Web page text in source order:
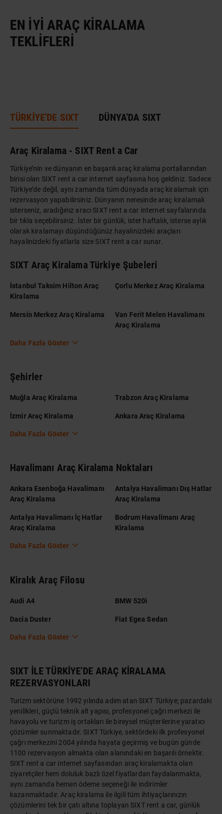
EN İYI ARAÇ KIRALAMA
TEKLIFLERI
TÜRKİYE'DE SIXT DÜNYA'DA SIXT
Araç Kiralama - SIXT Rent a Car
Türkiye’nin ve dünyanın en başarılı araç kiralama portallarından
birisi olan SIXT rent a car internet sayfasına hoş geldiniz. Sadece
Türkiye’de değil, aynı zamanda tüm dünyada araç kiralamak için
rezervasyon yapabilirsiniz. Dünyanın neresinde araç kiralamak
isterseniz, aradığınız aracı SIXT rent a car internet sayfalarında
bir tıkla seçebilirsiniz. İster bir günlük, ister haftalık, isterse aylık
olarak kiralamayı düşündüğünüz hayalinizdeki araçları
hayalinizdeki fiyatlarla size SIXT rent a car sunar.
SIXT Araç Kiralama Türkiye Şubeleri
İstanbul Taksim Hilton Araç
Kiralama
Çorlu Merkez Araç Kiralama
Mersin Merkez Araç Kiralama
Van Ferit Melen Havalimanı
Araç Kiralama
Daha Fazla Göster
Şehirler
Muğla Araç Kiralama Trabzon Araç Kiralama
İzmir Araç Kiralama Ankara Araç Kiralama
Daha Fazla Göster
Havalimanı Araç Kiralama Noktaları
Ankara Esenboğa Havalimanı
Araç Kiralama
Antalya Havalimanı Dış Hatlar
Araç Kiralama
Antalya Havalimanı İç Hatlar
Araç Kiralama
Bodrum Havalimanı Araç
Kiralama
Daha Fazla Göster
Kiralık Araç Filosu
Audi A4 BMW 520i
Dacia Duster Fiat Egea Sedan
Daha Fazla Göster
SIXT İLE TÜRKİYE'DE ARAÇ KİRALAMA
REZERVASYONLARI
Turizm sektörüne 1992 yılında adım atan SIXT Türkiye; pazardaki
yenilikleri, güçlü teknik alt yapısı, profesyonel çağrı merkezi ile
havayolu ve turizm iş ortakları ile bireysel müşterilerine yaratıcı
çözümler sunmaktadır. SIXT Türkiye, sektördeki ilk profesyonel
çağrı merkezini 2004 yılında hayata geçirmiş ve bugün günde
1100 rezervasyon almakta olan alanındaki en başarılı örnektir.
SIXT rent a car internet sayfasından araç kiralamakta olan
ziyaretçiler hem doluluk bazlı özel fiyatlardan faydalanmakta,
aynı zamanda hemen ödeme seçeneği ile indirimler
kazanmaktadır. Araç kiralama ile ilgili tüm ihtiyaçlarınızın
çözümlerini tek bir çatı altına toplayan SIXT rent a car, günlük